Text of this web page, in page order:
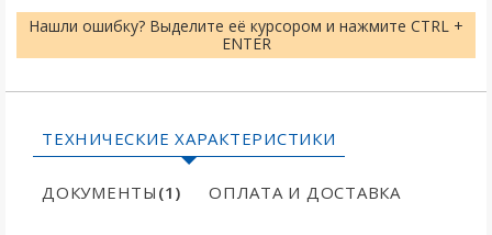
Нашли ошибку? Выделите её курсором и нажмите CTRL +
ENTER
ТЕХНИЧЕСКИЕ ХАРАКТЕРИСТИКИ
ДОКУМЕНТЫ (1) ОПЛАТА И ДОСТАВКА